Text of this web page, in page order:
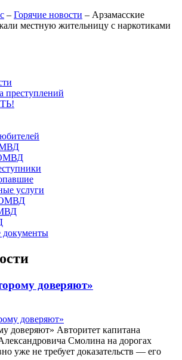
– Горячие новости – Арзамасские
местную жительницу с наркотиками
преступлений
услуги
ОМВД
доверяют»
доверяют» Авторитет капитана
Смолина на дорогах
уже не требует доказательств — его